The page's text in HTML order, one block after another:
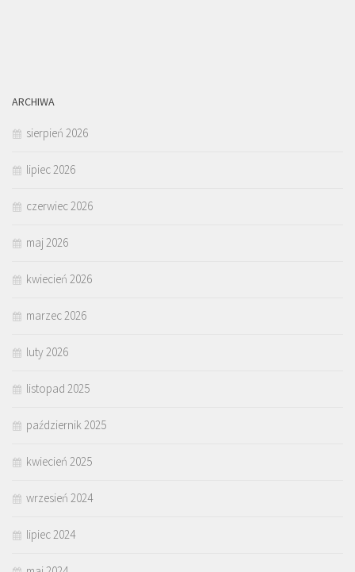
ARCHIWA
sierpień 2026
lipiec 2026
czerwiec 2026
maj 2026
kwiecień 2026
marzec 2026
luty 2026
listopad 2025
październik 2025
kwiecień 2025
wrzesień 2024
lipiec 2024